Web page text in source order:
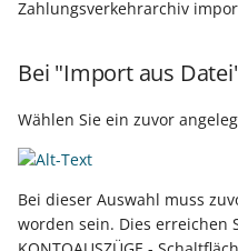
Zahlungsverkehrarchiv
Bei "Import aus
Wählen Sie ein zuvor
Bei dieser Auswahl muss
worden sein. Dies erreichen